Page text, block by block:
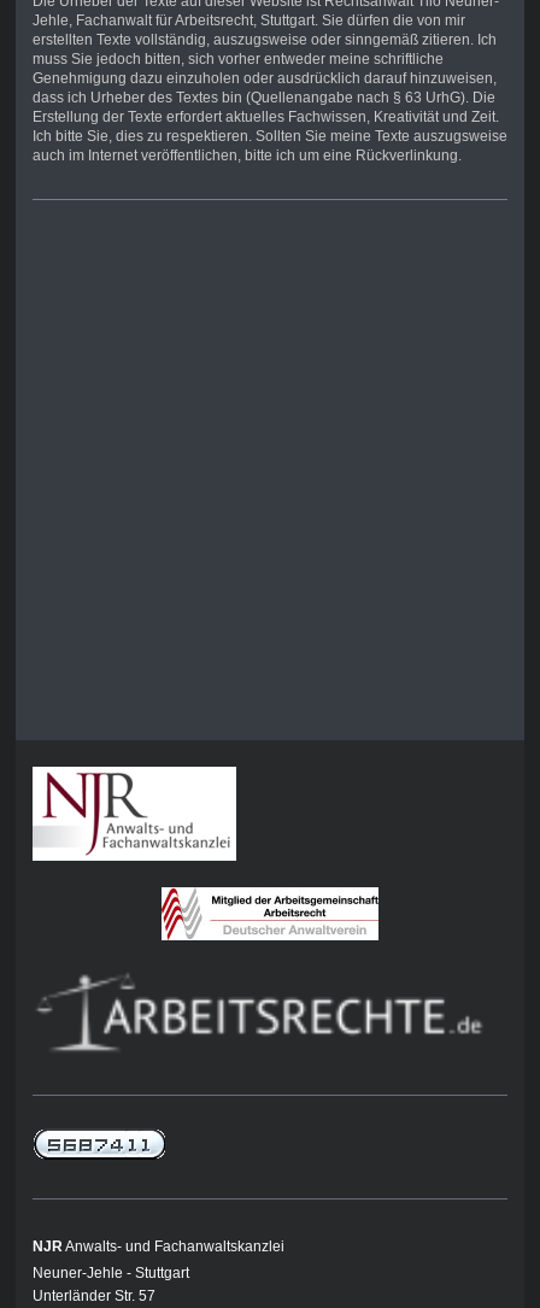
Jehle, Fachanwalt für Arbeitsrecht, Stuttgart. Sie dürfen die von mir
erstellten Texte vollständig, auszugsweise oder sinngemäß zitieren. Ich
muss Sie jedoch bitten, sich vorher entweder meine schriftliche
Genehmigung dazu einzuholen oder ausdrücklich darauf hinzuweisen,
dass ich Urheber des Textes bin (Quellenangabe nach § 63 UrhG). Die
Erstellung der Texte erfordert aktuelles Fachwissen, Kreativität und Zeit.
Ich bitte Sie, dies zu respektieren. Sollten Sie meine Texte auszugsweise
auch im Internet veröffentlichen, bitte ich um eine Rückverlinkung.
NJR Anwalts- und Fachanwaltskanzlei
Neuner-Jehle - Stuttgart
Unterländer Str. 57